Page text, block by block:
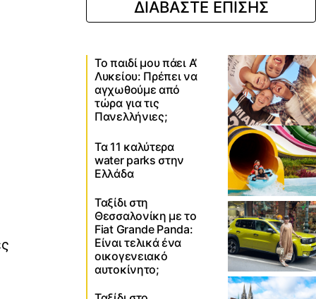
ΔΙΑΒΑΣΤΕ ΕΠΙΣΗΣ
Το παιδί μου πάει Α’
Λυκείου: Πρέπει να
αγχωθούμε από
τώρα για τις
Πανελλήνιες;
Τα 11 καλύτερα
water parks στην
Ελλάδα
Ταξίδι στη
Θεσσαλονίκη με το
Fiat Grande Panda:
Είναι τελικά ένα
οικογενειακό
αυτοκίνητο;